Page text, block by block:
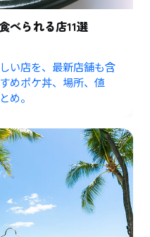
べられる店11選
い店を、最新店舗も含
めポケ丼、場所、値
め。